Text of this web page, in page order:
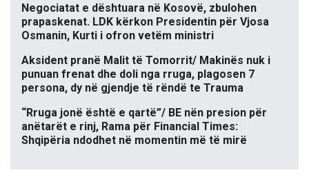
Negociatat e dështuara në Kosovë, zbulohen
prapaskenat. LDK kërkon Presidentin për Vjosa
Osmanin, Kurti i ofron vetëm ministri
Aksident pranë Malit të Tomorrit/ Makinës nuk i
punuan frenat dhe doli nga rruga, plagosen 7
persona, dy në gjendje të rëndë te Trauma
“Rruga jonë është e qartë”/ BE nën presion për
anëtarët e rinj, Rama për Financial Times:
Shqipëria ndodhet në momentin më të mirë